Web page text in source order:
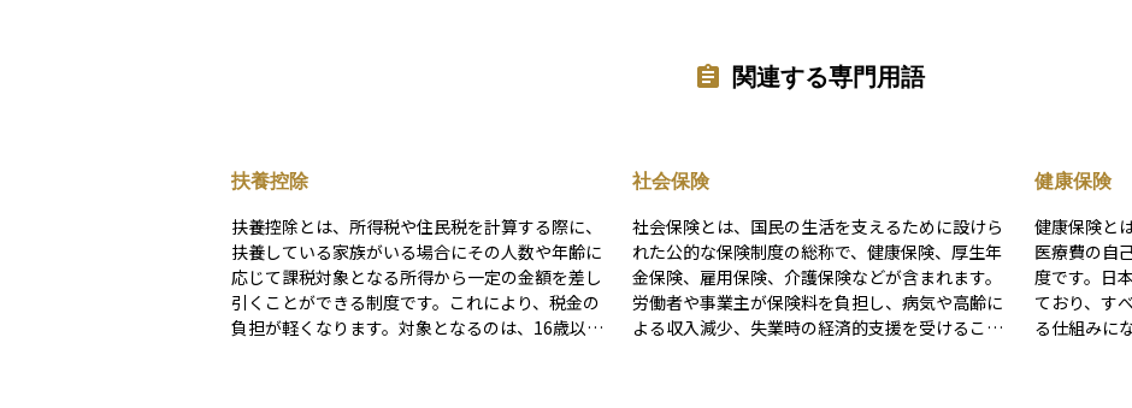
関連する専門用語
扶養控除
扶養控除とは、所得税や住民税を計算する際に、
扶養している家族がいる場合にその人数や年齢に
応じて課税対象となる所得から一定の金額を差し
引くことができる制度です。これにより、税金の
負担が軽くなります。対象となるのは、16歳以上
社会保険
社会保険とは、国民の生活を支えるために設けら
れた公的な保険制度の総称で、健康保険、厚生年
金保険、雇用保険、介護保険などが含まれます。
労働者や事業主が保険料を負担し、病気や高齢に
よる収入減少、失業時の経済的支援を受けること
健康保険
健康保険と
医療費の自
度です。日
ており、す
る仕組みになっていま